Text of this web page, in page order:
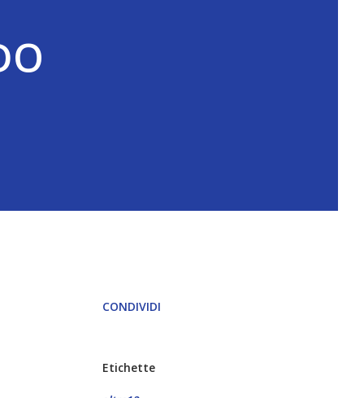
CONDIVIDI
Etichette